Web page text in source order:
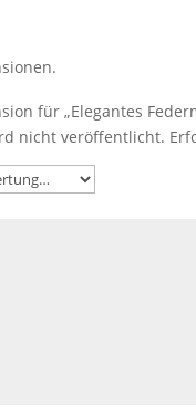
für „Elegantes
nicht veröffentlicht.